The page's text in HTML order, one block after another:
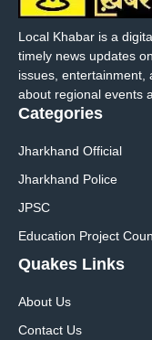
Local Khabar is a
timely news updates
issues, entertainment,
about regional events
Categories
Jharkhand Official
Jharkhand Police
JPSC
Education Project
Quakes Links
About Us
Contact Us